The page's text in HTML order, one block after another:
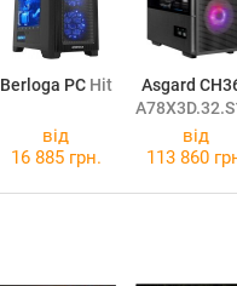
Berloga PC Hit
Asgard
від
16 885 грн.
від
113 860